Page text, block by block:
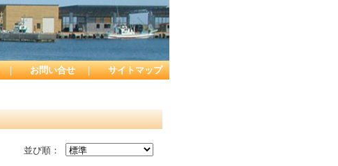
｜ お問い合せ ｜ サイトマップ
並び順：